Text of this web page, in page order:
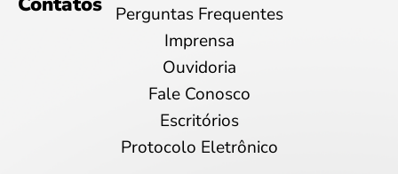
Perguntas Frequentes
Imprensa
Ouvidoria
Fale Conosco
Escritórios
Protocolo Eletrônico